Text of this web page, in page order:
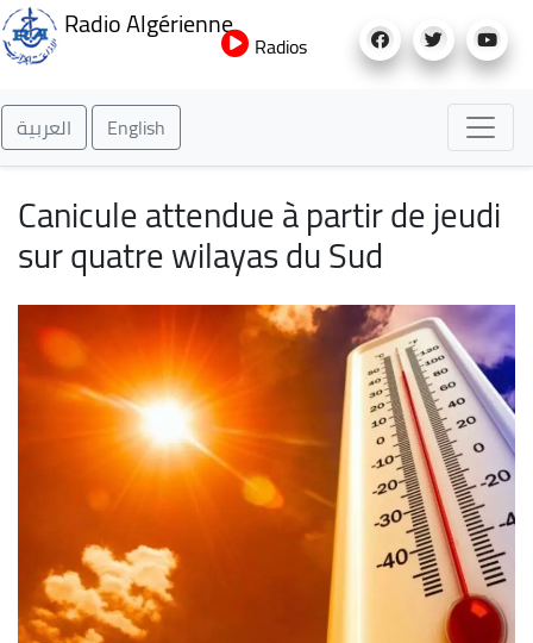
au
Radio Algérienne
Radios
العربية English
Canicule attendue à partir de jeudi
sur quatre wilayas du Sud